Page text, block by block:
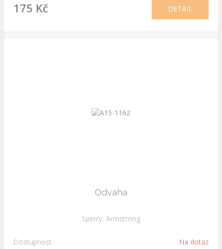
175 Kč DETAIL
Odvaha
Sperry, Armstrong
Dostupnost: Na dotaz